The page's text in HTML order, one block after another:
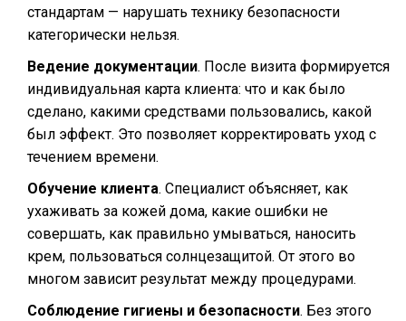
стандартам — нарушать технику безопасности
категорически нельзя.
Ведение документации. После визита формируется
индивидуальная карта клиента: что и как было
сделано, какими средствами пользовались, какой
был эффект. Это позволяет корректировать уход с
течением времени.
Обучение клиента. Специалист объясняет, как
ухаживать за кожей дома, какие ошибки не
совершать, как правильно умываться, наносить
крем, пользоваться солнцезащитой. От этого во
многом зависит результат между процедурами.
Соблюдение гигиены и безопасности. Без этого